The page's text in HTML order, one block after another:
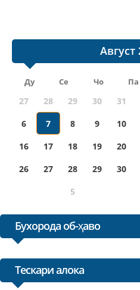
Август
Ду Се Чо Па
27 28 29 30 31
6
7 8 9 10
16
17 18 19 20
26
27 28 29 30
5
Бухорода об-ҳаво
Тескари алока